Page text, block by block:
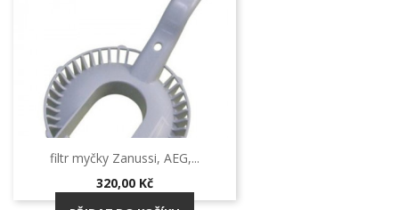
filtr myčky Zanussi, AEG,...
Cena
320,00 Kč